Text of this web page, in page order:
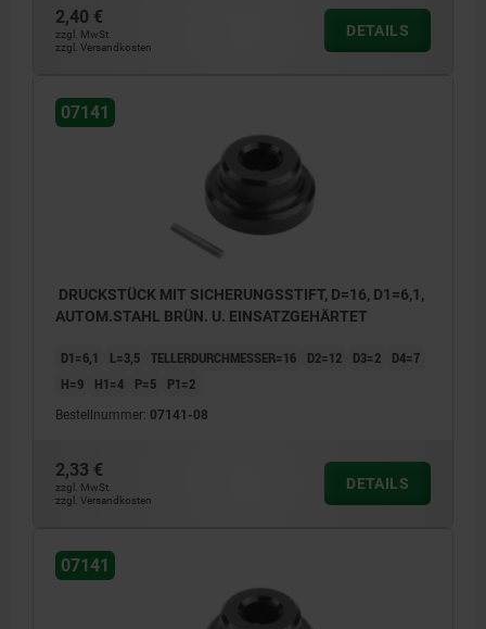
2,40 €
zzgl. MwSt.
zzgl. Versandkosten
DETAILS
07141
DRUCKSTÜCK MIT SICHERUNGSSTIFT, D=16, D1=6,1,
AUTOM.STAHL BRÜN. U. EINSATZGEHÄRTET
D1=6,1 L=3,5 TELLERDURCHMESSER=16 D2=12 D3=2
D4=7
H=9
H1=4 P=5 P1=2
Bestellnummer: 07141-08
2,33 €
zzgl. MwSt.
zzgl. Versandkosten
DETAILS
07141